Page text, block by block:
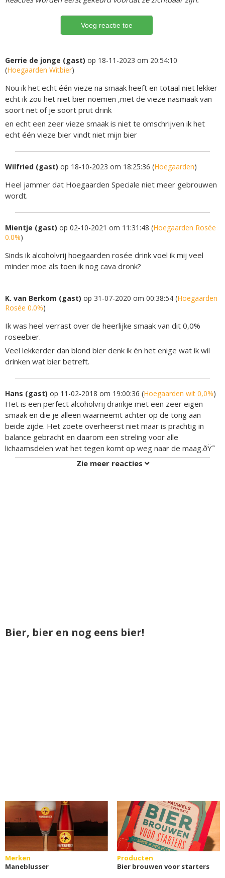
Gerrie de jonge (gast) op 18-11-2023 om 20:54:10
(Hoegaarden Witbier)
Nou ik het echt één vieze na smaak heeft en totaal niet lekker
echt ik zou het niet bier noemen ,met de vieze nasmaak van
soort net of je soort prut drink
en echt een zeer vieze smaak is niet te omschrijven ik het
echt één vieze bier vindt niet mijn bier
Wilfried (gast) op 18-10-2023 om 18:25:36 (Hoegaarden)
Heel jammer dat Hoegaarden Speciale niet meer gebrouwen
wordt.
Mientje (gast) op 02-10-2021 om 11:31:48 (Hoegaarden Rosée
0.0%)
Sinds ik alcoholvrij hoegaarden rosée drink voel ik mij veel
minder moe als toen ik nog cava dronk?
K. van Berkom (gast) op 31-07-2020 om 00:38:54 (Hoegaarden
Rosée 0.0%)
Ik was heel verrast over de heerlijke smaak van dit 0,0%
roseebier.
Veel lekkerder dan blond bier denk ik én het enige wat ik wil
drinken wat bier betreft.
Hans (gast) op 11-02-2018 om 19:00:36 (Hoegaarden wit 0,0%)
Het is een perfect alcoholvrij drankje met een zeer eigen
smaak en die je alleen waarneemt achter op de tong aan
beide zijde. Het zoete overheerst niet maar is prachtig in
balance gebracht en daarom een streling voor alle
lichaamsdelen wat het tegen komt op weg naar de maag.ðŸ˜
Zie meer reacties
Bier, bier en nog eens bier!
Merken
Maneblusser
Producten
Bier brouwen voor starters